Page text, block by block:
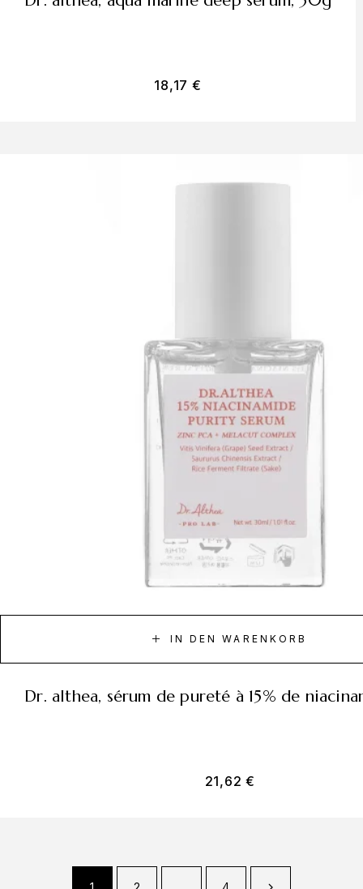
18,17 €
IN DEN WARENKORB
dr. althea, sérum de pureté à 15% de
21,62€